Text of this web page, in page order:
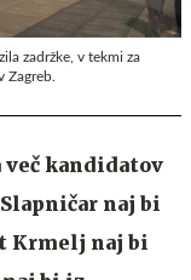
zadržke, v tekmi za
Zagreb.
kandidatov
naj bi
Krmelj naj bi